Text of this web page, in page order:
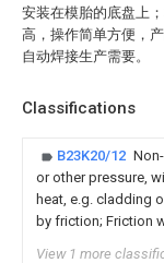
安装在模胎的底盘上
高，操作简单方便，
自动焊接生产需要。
Classifications
B23K20/12
or other pressure,
heat, e.g. cladding
by friction; Friction
View 1 more